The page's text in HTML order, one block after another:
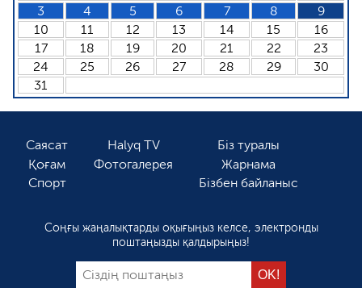
3
4 5 6 7 8
9
10
11 12 13 14 15
16
17
18 19 20 21 22
23
24
25 26 27 28 29
30
31
Саясат
Қоғам
Спорт
Halyq TV
Фотогалерея
Біз туралы
Жарнама
Бізбен байланыс
Соңғы жаңалықтарды оқығыңыз келсе, электронды
поштаңызды қалдырыңыз!